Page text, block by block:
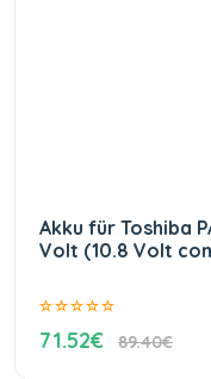
Akku für Toshiba
Volt (10.8 Volt
71.52€ 89.40€